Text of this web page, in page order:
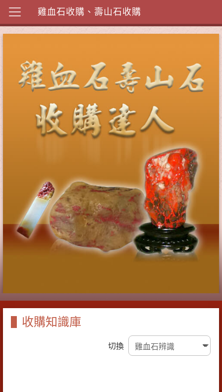
雞血石收購、壽山石收購
收購知識庫
切換